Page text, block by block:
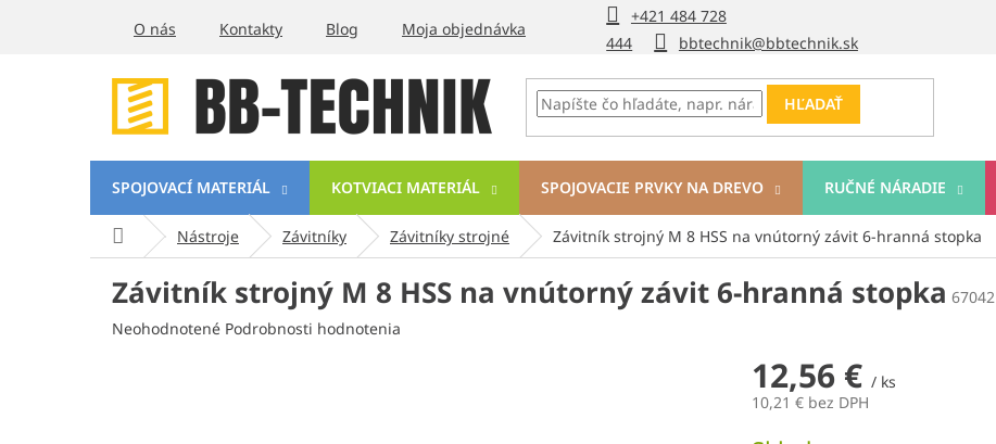
+421 484 728
444
bbtechnik@bbtechnik.sk
O nás Kontakty Blog Moja objednávka
HĽADAŤ
SPOJOVACÍ MATERIÁL KOTVIACI MATERIÁL SPOJOVACIE PRVKY NA DREVO RUČNÉ NÁRADIE
DomovNástroje Závitníky Závitníky strojné Závitník strojný M 8 HSS na vnútorný závit 6-hranná stopka
Závitník strojný M 8 HSS na vnútorný závit 6-hranná stopka 67042
Priemerné
Neohodnotené Podrobnosti hodnotenia
12,56 € / ks
10,21 € bez DPH